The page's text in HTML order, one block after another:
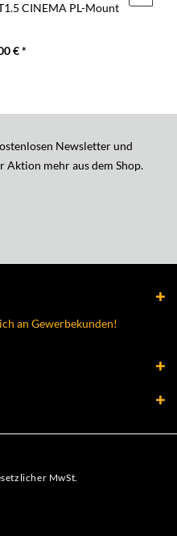
CINEMA PL-Mount
€ *
Newsletter und
Aktion mehr aus dem Shop.
an Gewerbekunden!
MwSt.